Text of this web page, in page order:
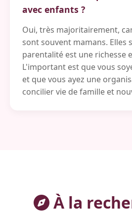
avec enfants ?
Oui, très majoritairement,
sont souvent mamans. Elles
parentalité est une richesse
L'important est que vous
et que vous ayez une
concilier vie de famille et
À la